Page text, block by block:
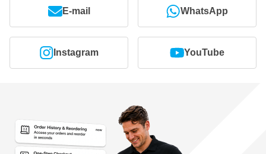
E-mail WhatsApp
Instagram YouTube